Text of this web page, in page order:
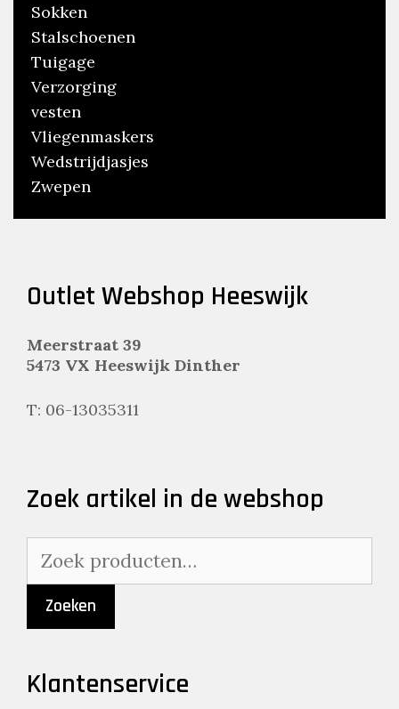
Sokken
Stalschoenen
Tuigage
Verzorging
vesten
Vliegenmaskers
Wedstrijdjasjes
Zwepen
Outlet Webshop Heeswijk
Meerstraat 39
5473 VX Heeswijk Dinther
T: 06-13035311
Zoek artikel in de webshop
naar:
Zoeken
Klantenservice